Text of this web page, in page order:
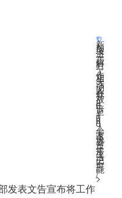
新
加
坡
进
一
步
解
封
，
工
作
相
关
活
动
人
数
开
放
2
0
倍
至
1
0
0
0
人
；
专
家
说
要
过
正
常
生
活
已
不
可
能
”
/>
发表文告宣布将工作